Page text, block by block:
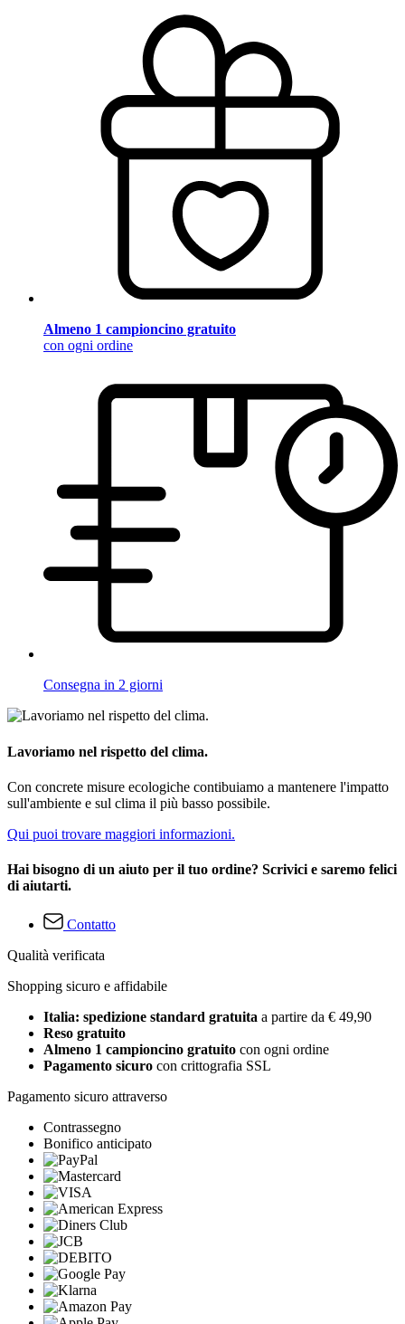
Almeno 1 campioncino gratuito
con ogni ordine
Consegna in 2 giorni
Lavoriamo nel rispetto del clima.
Con concrete misure ecologiche contibuiamo a mantenere l'impatto
sull'ambiente e sul clima il più basso possibile.
Qui puoi trovare maggiori informazioni.
Hai bisogno di un aiuto per il tuo ordine? Scrivici e saremo felici
di aiutarti.
Contatto
Qualità verificata
Shopping sicuro e affidabile
Italia: spedizione standard gratuita a partire da € 49,90
Reso gratuito
Almeno 1 campioncino gratuito con ogni ordine
Pagamento sicuro con crittografia SSL
Pagamento sicuro attraverso
Contrassegno
Bonifico anticipato